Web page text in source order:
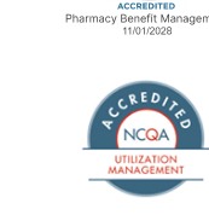
URAC